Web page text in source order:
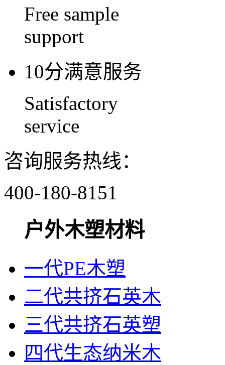
Free sample
support
10分满意服务
Satisfactory
service
咨询服务热线：
400-180-8151
户外木塑材料
一代PE木塑
二代共挤石英木
三代共挤石英塑
四代生态纳米木